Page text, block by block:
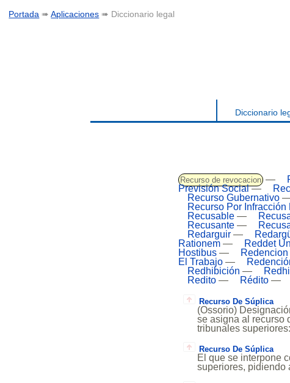
Portada ➠Aplicaciones ➠ Diccionario legal
Diccionario
Recurso de revocacion —
Previsión Social—
Recurso Gubernativo
Recurso Por Infracción
Recusable —
Recusante —
Redarguir —
Rationem — Reddet
Hostibus — Redencion
El Trabajo —
Redhibición —
Redito — Rédito —
Recurso De Súplica
(Ossorio)
se asigna al recurso
tribunales
Recurso De Súplica
El que se interpone
superiores, pidiendo